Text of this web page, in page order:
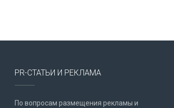
PR-СТАТЬИ И РЕКЛАМА
По вопросам размещения рекламы и